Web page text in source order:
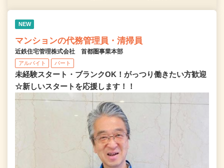
NEW
マンションの代務管理員・清掃員
近鉄住宅管理株式会社 首都圏事業本部
アルバイト パート
未経験スタート・ブランクOK！がっつり働きたい方歓迎
☆新しいスタートを応援します！！